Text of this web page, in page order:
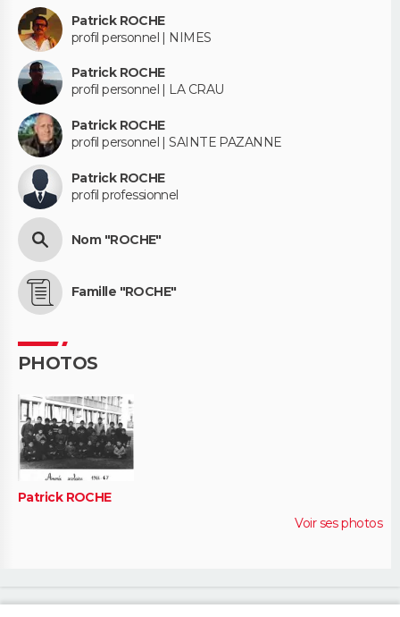
Patrick ROCHE
profil personnel | NIMES
Patrick ROCHE
profil personnel | LA CRAU
Patrick ROCHE
profil personnel | SAINTE PAZANNE
Patrick ROCHE
profil professionnel
Nom "ROCHE"
Famille "ROCHE"
PHOTOS
Patrick ROCHE
Voir ses photos